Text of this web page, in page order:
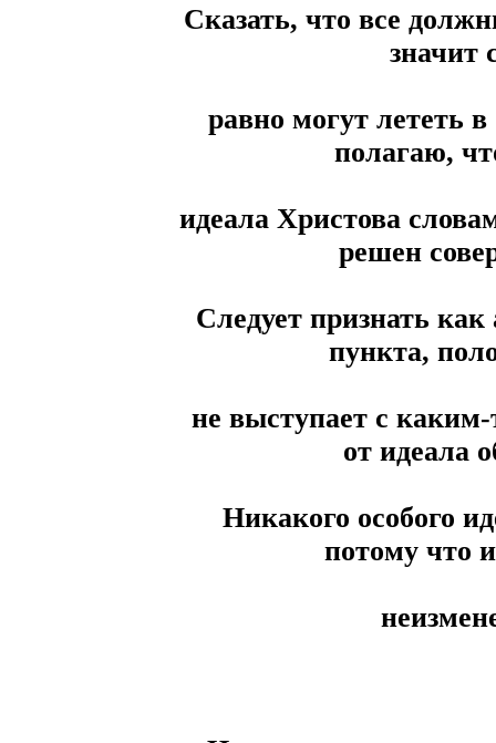
Сказать, что все
значит
равно могут лететь
полагаю,
идеала Христова
решен
Следует признать как
пункта,
не выступает с
от идеала
Никакого особого
потому что